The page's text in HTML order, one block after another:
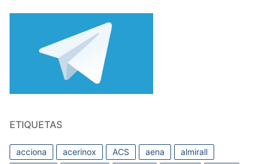
ETIQUETAS
acciona acerinox ACS aena
almirall